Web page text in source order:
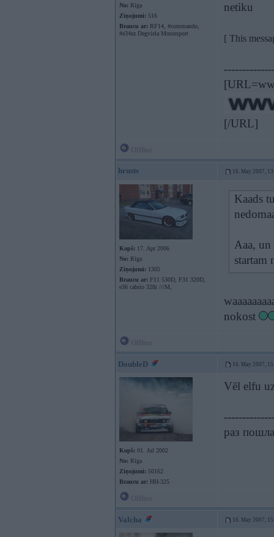
No: Rīga
Ziņojumi: 516
Braucu ar: RF14, #commando,
#e34zz Degviela Motorsport
netiku
[ This
[/URL]
hrusts 16. May 2007,
Kopš: 17. Apr 2006
No: Rīga
Ziņojumi: 1305
Braucu ar: F11 530D, F31 320D,
e36 cabrio 328i ///M,
Kaads
Aaa,
startam
nokost
DoubleD 16. May 2007,
Kopš: 01. Jul 2002
No: Rīga
Ziņojumi: 50162
Braucu ar: HH-325
Vēl elfu
раз
Valcha 16. May 2007,